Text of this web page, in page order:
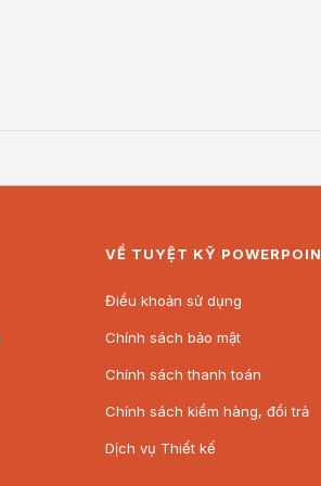
VỀ TUYỆT KỸ
Điều khoản sử dụng
Chính sách bảo mật
Chính sách thanh toán
Chính sách kiểm hàng, đổi trả
Dịch vụ Thiết kế